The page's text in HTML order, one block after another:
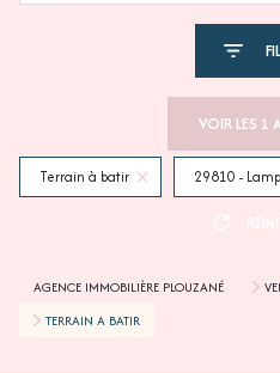
VOIR LES 1
Terrain à batir 29810 -
AGENCE IMMOBILIÈRE PLOUZANÉ
TERRAIN A BATIR